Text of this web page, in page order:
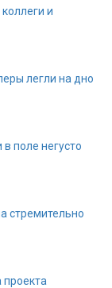
и
легли на дно
поле негусто
стремительно
проекта